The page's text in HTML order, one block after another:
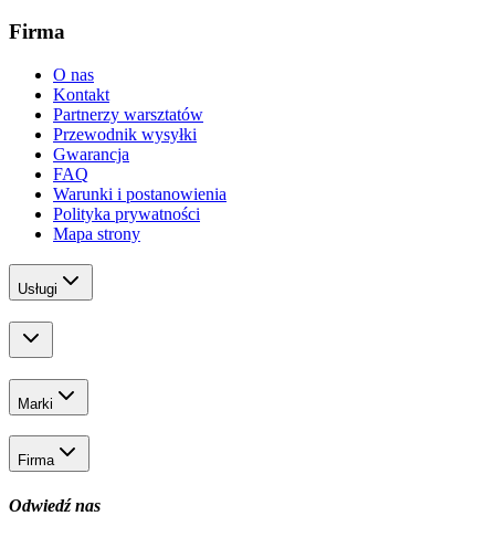
Firma
O nas
Kontakt
Partnerzy warsztatów
Przewodnik wysyłki
Gwarancja
FAQ
Warunki i postanowienia
Polityka prywatności
Mapa strony
Usługi
Marki
Firma
Odwiedź nas